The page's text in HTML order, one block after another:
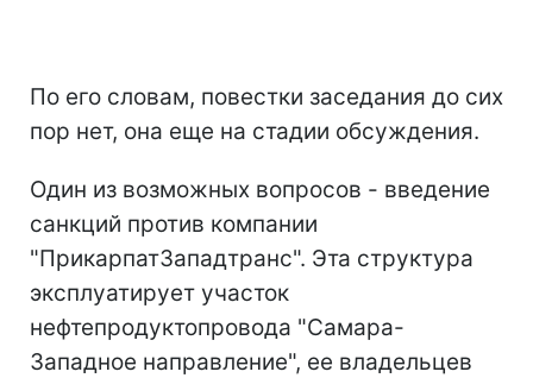
По его словам, повестки заседания до сих
пор нет, она еще на стадии обсуждения.
Один из возможных вопросов - введение
санкций против компании
"ПрикарпатЗападтранс". Эта структура
эксплуатирует участок
нефтепродуктопровода "Самара-
Западное направление", ее владельцев